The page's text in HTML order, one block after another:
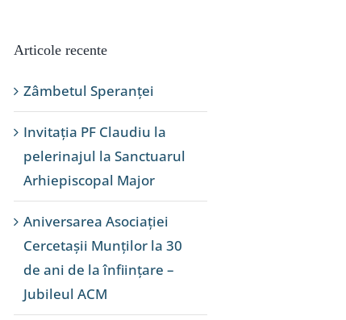
Articole recente
Zâmbetul Speranței
Invitația PF Claudiu la
pelerinajul la Sanctuarul
Arhiepiscopal Major
Aniversarea Asociației
Cercetașii Munților la 30
de ani de la înființare –
Jubileul ACM